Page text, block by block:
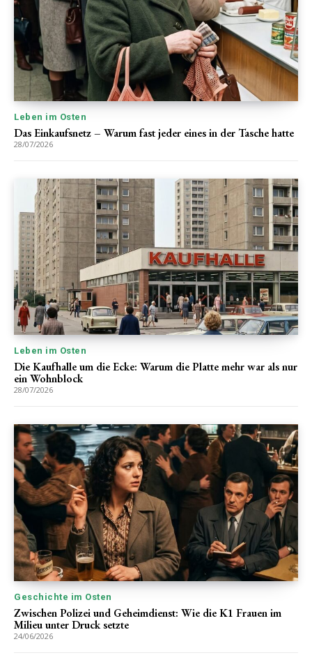
Leben im Osten
Das Einkaufsnetz – Warum fast jeder eines in der Tasche hatte
28/07/2026
Leben im Osten
Die Kaufhalle um die Ecke: Warum die Platte mehr war als nur
ein Wohnblock
28/07/2026
Geschichte im Osten
Zwischen Polizei und Geheimdienst: Wie die K1 Frauen im
Milieu unter Druck setzte
24/06/2026